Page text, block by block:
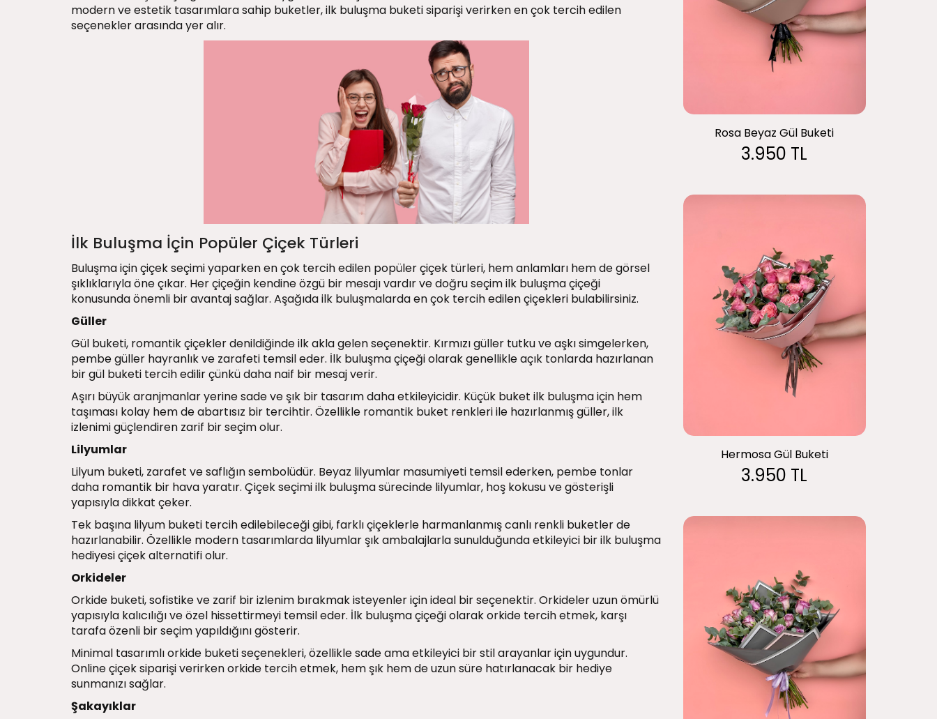
modern ve estetik tasarımlara sahip buketler, ilk buluşma buketi siparişi verirken en çok tercih edilen
seçenekler arasında yer alır.
İlk Buluşma İçin Popüler Çiçek Türleri
Buluşma için çiçek seçimi yaparken en çok tercih edilen popüler çiçek türleri, hem anlamları hem de görsel
şıklıklarıyla öne çıkar. Her çiçeğin kendine özgü bir mesajı vardır ve doğru seçim ilk buluşma çiçeği
konusunda önemli bir avantaj sağlar. Aşağıda ilk buluşmalarda en çok tercih edilen çiçekleri bulabilirsiniz.
Güller
Gül buketi, romantik çiçekler denildiğinde ilk akla gelen seçenektir. Kırmızı güller tutku ve aşkı simgelerken,
pembe güller hayranlık ve zarafeti temsil eder. İlk buluşma çiçeği olarak genellikle açık tonlarda hazırlanan
bir gül buketi tercih edilir çünkü daha naif bir mesaj verir.
Aşırı büyük aranjmanlar yerine sade ve şık bir tasarım daha etkileyicidir. Küçük buket ilk buluşma için hem
taşıması kolay hem de abartısız bir tercihtir. Özellikle romantik buket renkleri ile hazırlanmış güller, ilk
izlenimi güçlendiren zarif bir seçim olur.
Lilyumlar
Lilyum buketi, zarafet ve saflığın sembolüdür. Beyaz lilyumlar masumiyeti temsil ederken, pembe tonlar
daha romantik bir hava yaratır. Çiçek seçimi ilk buluşma sürecinde lilyumlar, hoş kokusu ve gösterişli
yapısıyla dikkat çeker.
Tek başına lilyum buketi tercih edilebileceği gibi, farklı çiçeklerle harmanlanmış canlı renkli buketler de
hazırlanabilir. Özellikle modern tasarımlarda lilyumlar şık ambalajlarla sunulduğunda etkileyici bir ilk buluşma
hediyesi çiçek alternatifi olur.
Orkideler
Orkide buketi, sofistike ve zarif bir izlenim bırakmak isteyenler için ideal bir seçenektir. Orkideler uzun ömürlü
yapısıyla kalıcılığı ve özel hissettirmeyi temsil eder. İlk buluşma çiçeği olarak orkide tercih etmek, karşı
tarafa özenli bir seçim yapıldığını gösterir.
Minimal tasarımlı orkide buketi seçenekleri, özellikle sade ama etkileyici bir stil arayanlar için uygundur.
Online çiçek siparişi verirken orkide tercih etmek, hem şık hem de uzun süre hatırlanacak bir hediye
sunmanızı sağlar.
Şakayıklar
Rosa Beyaz Gül Buketi
3.950 TL
Hermosa Gül Buketi
3.950 TL